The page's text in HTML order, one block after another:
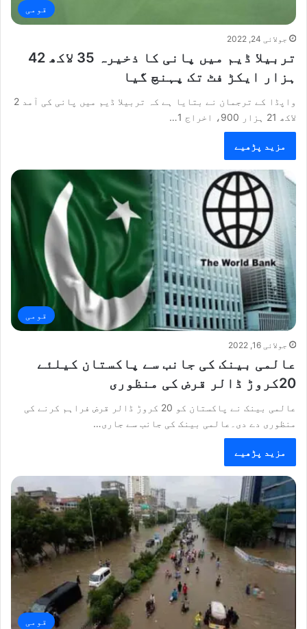
قومی
جولائی 24, 2022
تربیلا ڈیم میں پانی کا ذخیرہ 35 لاکھ 42
ہزار ایکڑ فٹ تک پہنچ گیا
واپڈا کے ترجمان نے بتایا ہے کہ تربیلا ڈیم میں پانی کی آمد 2
لاکھ 21 ہزار 900، اخراج 1…
مزید پڑھیے
قومی
جولائی 16, 2022
عالمی بینک کی جانب سے پاکستان کیلئے
20کروڑ ڈالر قرض کی منظوری
عالمی بینک نے پاکستان کو 20 کروڑ ڈالر قرض فراہم کرنے کی
منظوری دے دی۔عالمی بینک کی جانب سے جاری…
مزید پڑھیے
قومی